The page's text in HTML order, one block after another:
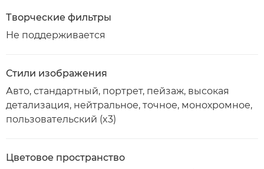
Творческие фильтры
Не поддерживается
Стили изображения
Авто, стандартный, портрет, пейзаж, высокая
детализация, нейтральное, точное, монохромное,
пользовательский (x3)
Цветовое пространство